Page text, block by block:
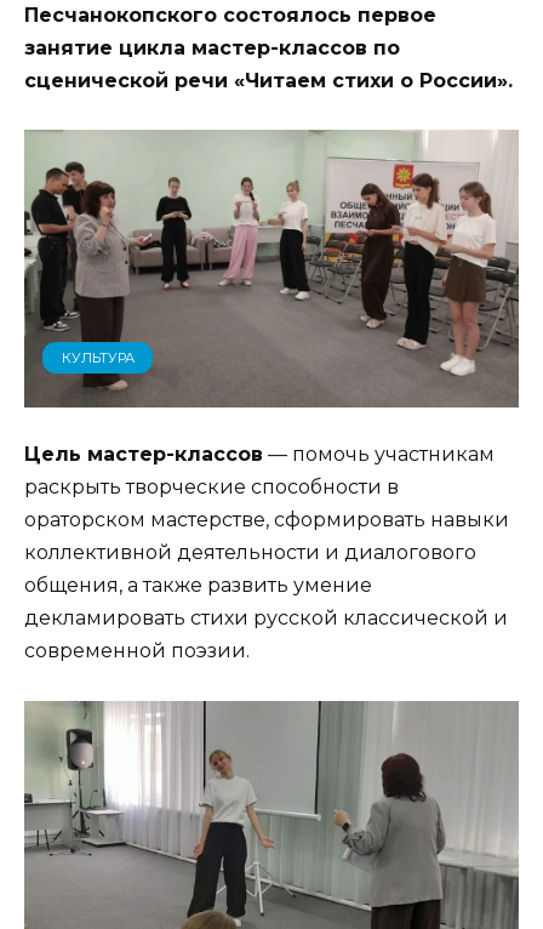
Песчанокопского состоялось первое
занятие цикла мастер-классов по
сценической речи «Читаем стихи о России».
КУЛЬТУРА
Цель мастер-классов — помочь участникам
раскрыть творческие способности в
ораторском мастерстве, сформировать навыки
коллективной деятельности и диалогового
общения, а также развить умение
декламировать стихи русской классической и
современной поэзии.